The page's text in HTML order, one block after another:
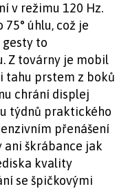
v režimu 120 Hz.
úhlu, což je
gesty to
Z továrny je mobil
tahu prstem z boků
chrání displej
týdnů praktického
přenášení
ani škrábance jak
kvality
se špičkovými